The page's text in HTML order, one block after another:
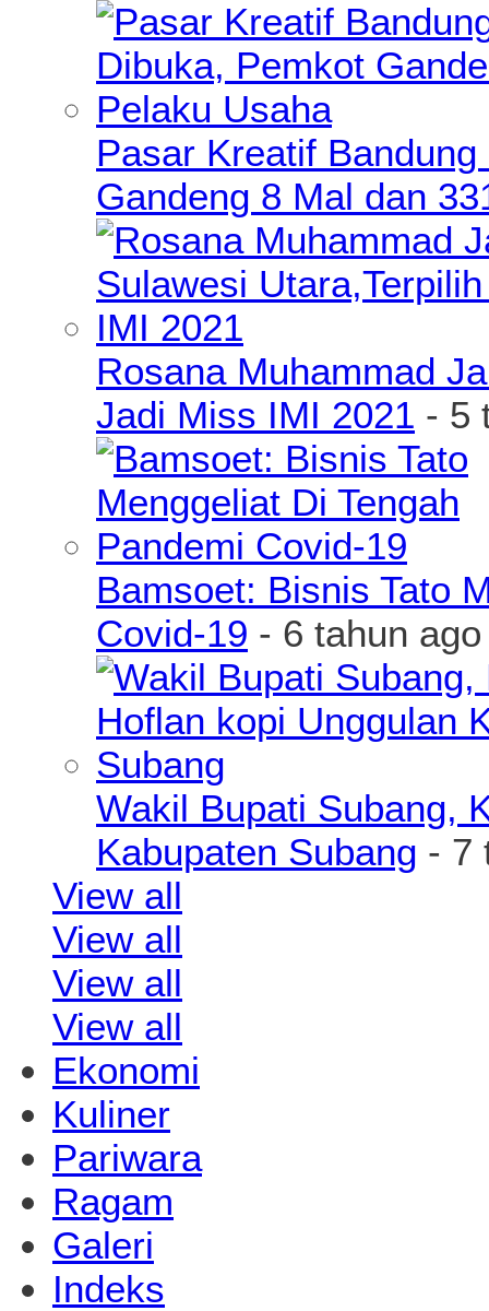
Pasar Kreatif
Gandeng 8 Mal dan
Rosana Muhammad
Jadi Miss IMI 2021 - 5
Bamsoet: Bisnis Tato
Covid-19 - 6 tahun ago
Wakil Bupati Subang,
Kabupaten Subang - 7
View all
View all
View all
View all
Ekonomi
Kuliner
Pariwara
Ragam
Galeri
Indeks